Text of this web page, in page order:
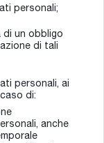
personali;
di un obbligo
di tali
personali, ai
di:
anche